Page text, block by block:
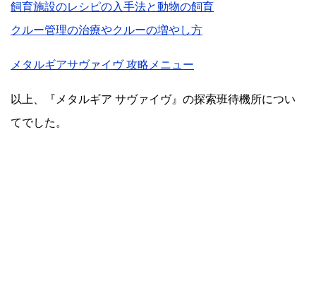
飼育施設のレシピの入手法と動物の飼育
クルー管理の治療やクルーの増やし方
メタルギアサヴァイヴ 攻略メニュー
以上、『メタルギア サヴァイヴ』の探索班待機所につい
てでした。